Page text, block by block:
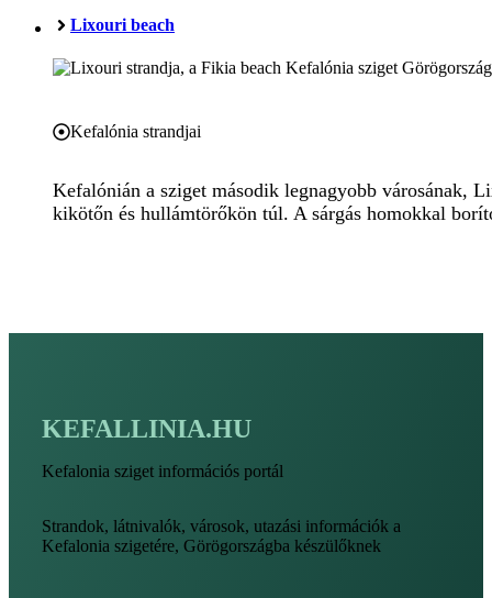
Lixouri beach
Kefalónia strandjai
Kefalónián a sziget második legnagyobb városának,
kikötőn és hullámtörőkön túl. A sárgás homokkal
KEFALLINIA.HU
Kefalonia sziget információs portál
Strandok, látnivalók, városok, utazási információk a
Kefalonia szigetére, Görögországba készülőknek